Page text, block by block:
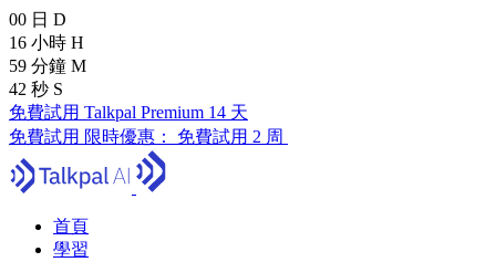
00 日 D
16 小時 H
59 分鐘 M
41 秒 S
免費試用 Talkpal Premium 14 天
免費試用 限時優惠： 免費試用 2 周
首頁
學習